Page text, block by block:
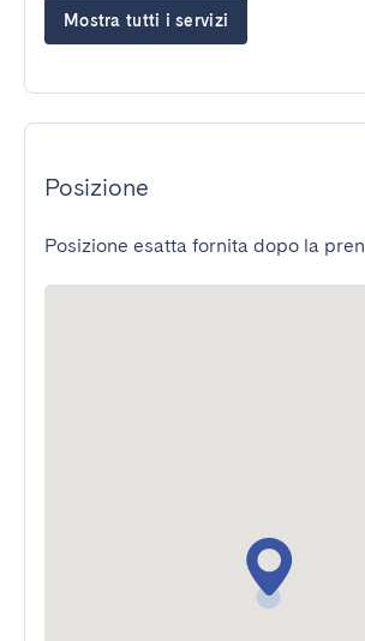
Mostra tutti i servizi
Posizione
Posizione esatta fornita dopo la